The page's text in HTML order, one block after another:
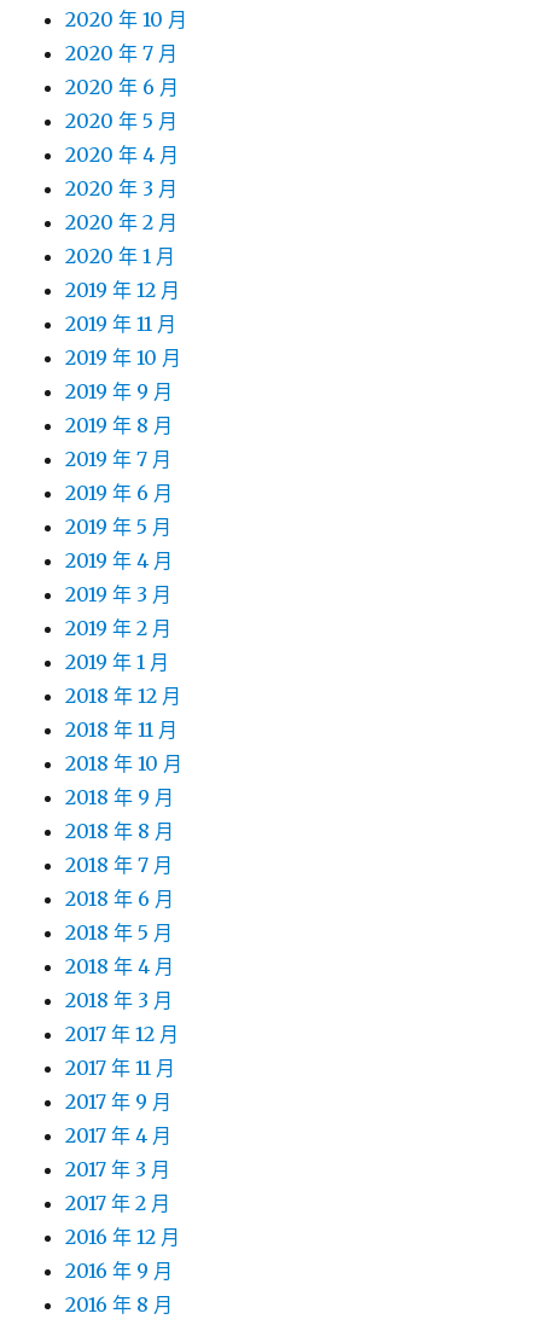
2020 年 10 月
2020 年 7 月
2020 年 6 月
2020 年 5 月
2020 年 4 月
2020 年 3 月
2020 年 2 月
2020 年 1 月
2019 年 12 月
2019 年 11 月
2019 年 10 月
2019 年 9 月
2019 年 8 月
2019 年 7 月
2019 年 6 月
2019 年 5 月
2019 年 4 月
2019 年 3 月
2019 年 2 月
2019 年 1 月
2018 年 12 月
2018 年 11 月
2018 年 10 月
2018 年 9 月
2018 年 8 月
2018 年 7 月
2018 年 6 月
2018 年 5 月
2018 年 4 月
2018 年 3 月
2017 年 12 月
2017 年 11 月
2017 年 9 月
2017 年 4 月
2017 年 3 月
2017 年 2 月
2016 年 12 月
2016 年 9 月
2016 年 8 月